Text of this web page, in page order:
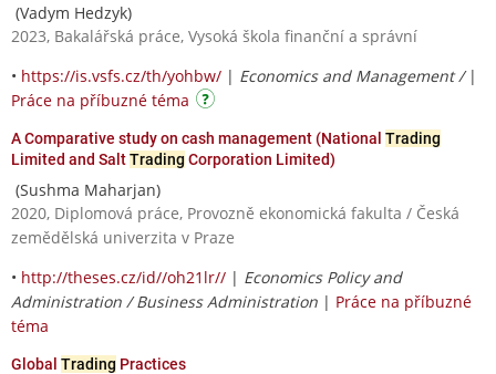
(Vadym Hedzyk)
2023, Bakalářská práce, Vysoká škola finanční a správní
• https://is.vsfs.cz/th/yohbw/ | Economics and Management / |
Práce na příbuzné téma
A Comparative study on cash management (National Trading
Limited and SaltTrading Corporation Limited)
(Sushma Maharjan)
2020, Diplomová práce, Provozně ekonomická fakulta / Česká
zemědělská univerzita v Praze
• http://theses.cz/id//oh21lr// | Economics Policy and
Administration / Business Administration | Práce na příbuzné
téma
Global Trading Practices